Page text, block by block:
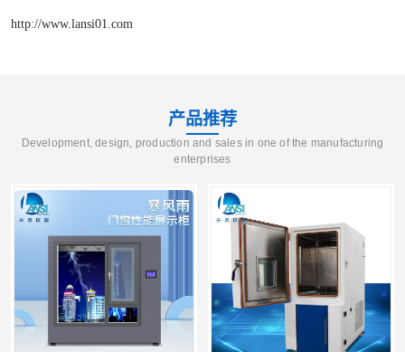
http://www.lansi01.com
产品推荐
Development, design, production and sales in one of the manufacturing
enterprises